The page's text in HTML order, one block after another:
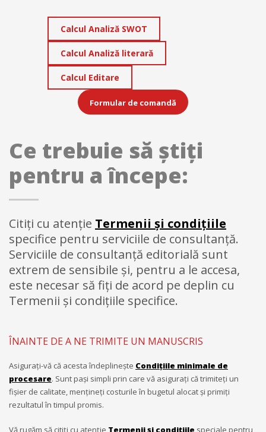
Calcul Analiză SWOT
Calcul Analiză literară
Calcul Editare
Formular de comandă
Ce trebuie să ştiţi
pentru a începe:
Citiţi cu atenţie Termenii şi condiţiile
specifice pentru serviciile de consultanţă.
Serviciile de consultanţă editorială sunt
extrem de sensibile şi, pentru a le accesa,
este necesar să fiţi de acord pe deplin cu
Termenii şi condiţiile specifice.
ÎNAINTE DE A NE TRIMITE UN MANUSCRIS
Asiguraţi-vă că acesta îndeplineşte Condiţiile minimale de
procesare. Sunt paşi simpli prin care vă asiguraţi că trimiteţi un
fişier de calitate, menţineţi costurile în bugetul alocat şi primiţi
rezultatul în timpul promis.
Vă rugăm să citiţi cu atenţie Termenii şi condiţiile speciale pentru